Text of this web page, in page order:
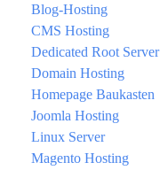
Blog-Hosting
CMS Hosting
Dedicated Root Server
Domain Hosting
Homepage Baukasten
Joomla Hosting
Linux Server
Magento Hosting